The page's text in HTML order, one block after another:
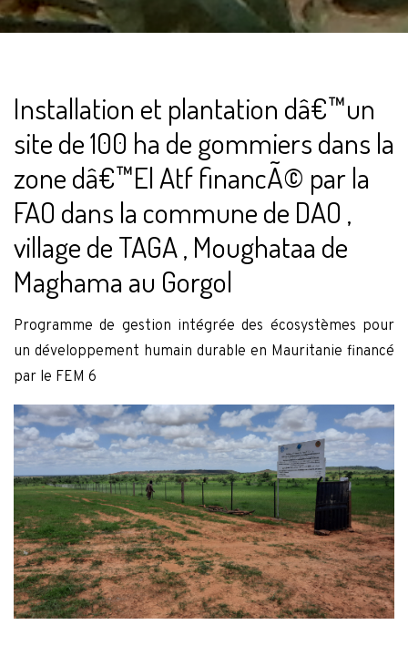
Installation et plantation dâ€™un
site de 100 ha de gommiers dans la
zone dâ€™El Atf financÃ© par la
FAO dans la commune de DAO ,
village de TAGA , Moughataa de
Maghama au Gorgol
Programme de gestion intégrée des écosystèmes pour
un développement humain durable en Mauritanie financé
par le FEM 6